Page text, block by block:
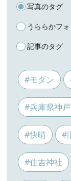
写真のタグ
うららかフ
記事のタグ
#モダン
#兵庫県神
#快晴 #
#住吉神社